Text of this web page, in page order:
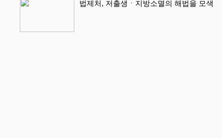
법제처, 저출생ㆍ지방소멸의 해법을 모색